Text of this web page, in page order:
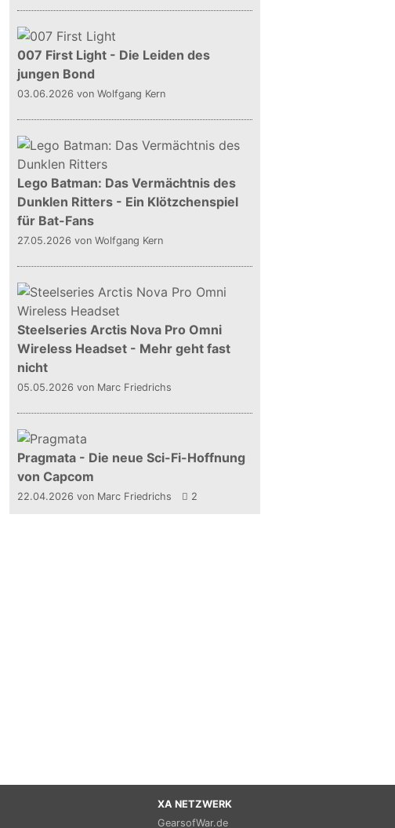
007 First Light - Die Leiden des
jungen Bond
03.06.2026 von Wolfgang Kern
Lego Batman: Das Vermächtnis des
Dunklen Ritters - Ein Klötzchenspiel
für Bat-Fans
27.05.2026 von Wolfgang Kern
Steelseries Arctis Nova Pro Omni
Wireless Headset - Mehr geht fast
nicht
05.05.2026 von Marc Friedrichs
Pragmata - Die neue Sci-Fi-Hoffnung
von Capcom
22.04.2026 von Marc Friedrichs 2
XA NETZWERK
GearsofWar.de